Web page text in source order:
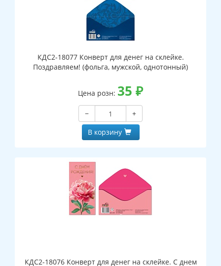
КДС2-18077 Конверт для денег на склейке.
Поздравляем! (фольга, мужской, однотонный)
Цена розн: 35 ₽
−
+
В корзину
КДС2-18076 Конверт для денег на склейке. С днем